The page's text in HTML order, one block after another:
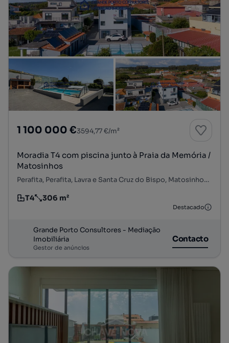
1 100 000 €3594,77 €/m²
Moradia T4 com piscina junto à Praia da Memória /
Matosinhos
Perafita, Perafita, Lavra e Santa Cruz do Bispo, Matosinhos, Porto
Tipologia
T4
Preço por metro quadrado
306 m²
Destacado
Grande Porto Consultores - Mediação
Imobiliária
Gestor de anúncios
Contacto